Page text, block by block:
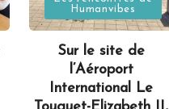
Humanvibes
Sur le site de
l’Aéroport
International Le